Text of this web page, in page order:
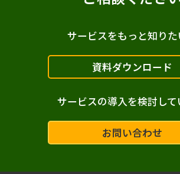
サービスをもっと知りた
資料ダウンロード
サービスの導入を検討して
お問い合わせ